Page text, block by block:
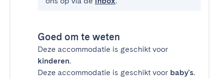
Goed om te weten
Deze accommodatie is geschikt voor
kinderen.
Deze accommodatie is geschikt voor baby's.